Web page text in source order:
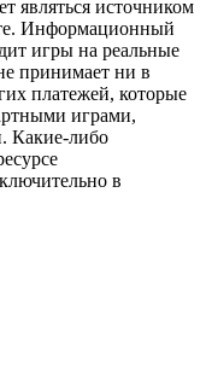
являться источником
Информационный
игры на реальные
принимает ни в
платежей, которые
играми,
Какие-либо
в